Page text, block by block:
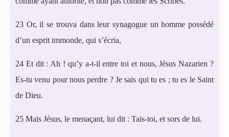
23 Or, il se trouva dans leur synagogue un homme possédé
d’un esprit immonde, qui s’écria,
24 Et dit : Ah ! qu’y a-t-il entre toi et nous, Jésus Nazarien ?
Es-tu venu pour nous perdre ? Je sais qui tu es ; tu es le Saint
de Dieu.
25 Mais Jésus, le menaçant, lui dit : Tais-toi, et sors de lui.